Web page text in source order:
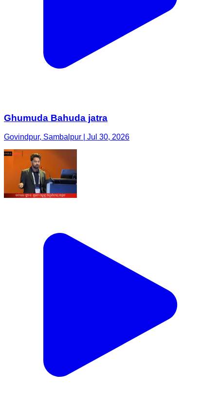
Ghumuda Bahuda jatra
Govindpur, Sambalpur | Jul 30, 2026